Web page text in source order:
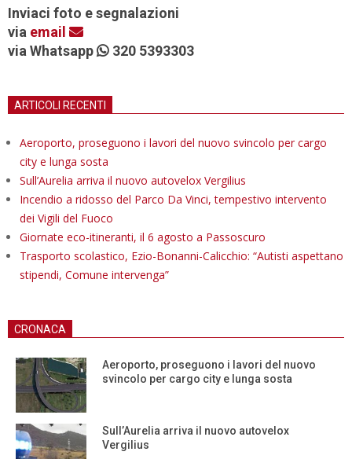
Inviaci foto e segnalazioni
via email
via Whatsapp
320 5393303
ARTICOLI RECENTI
Aeroporto, proseguono i lavori del nuovo svincolo per cargo
city e lunga sosta
Sull’Aurelia arriva il nuovo autovelox Vergilius
Incendio a ridosso del Parco Da Vinci, tempestivo intervento
dei Vigili del Fuoco
Giornate eco-itineranti, il 6 agosto a Passoscuro
Trasporto scolastico, Ezio-Bonanni-Calicchio: “Autisti aspettano
stipendi, Comune intervenga”
CRONACA
Aeroporto, proseguono i lavori del nuovo
svincolo per cargo city e lunga sosta
Sull’Aurelia arriva il nuovo autovelox
Vergilius